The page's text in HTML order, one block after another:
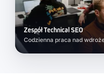
Zespół Technical SEO
Codzienna praca nad